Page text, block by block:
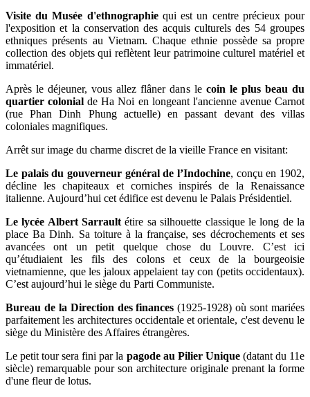
Visite du Musée d'ethnographiequi est un centre précieux pour
l'exposition et la conservation des acquis culturels des 54 groupes
ethniques présents au Vietnam. Chaque ethnie possède sa propre
collection des objets qui reflètent leur patrimoine culturel matériel et
immatériel.
Après le déjeuner, vous allez flâner dans le coin le plus beau du
quartier colonial de Ha Noi en longeant l'ancienne avenue Carnot
(rue Phan Dinh Phung actuelle) en passant devant des villas
coloniales magnifiques.
Arrêt sur image du charme discret de la vieille France en visitant:
Le palais du gouverneur général de l’Indochine, conçu en 1902,
décline les chapiteaux et corniches inspirés de la Renaissance
italienne. Aujourd’hui cet édifice est devenu le Palais Présidentiel.
Le lycée Albert Sarrault étire sa silhouette classique le long de la
place Ba Dinh. Sa toiture à la française, ses décrochements et ses
avancées ont un petit quelque chose du Louvre. C’est ici
qu’étudiaient les fils des colons et ceux de la bourgeoisie
vietnamienne, que les jaloux appelaient tay con (petits occidentaux).
C’est aujourd’hui le siège du Parti Communiste.
Bureau de la Direction des finances (1925-1928) où sont mariées
parfaitement les architectures occidentale et orientale, c'est devenu le
siège du Ministère des Affaires étrangères.
Le petit tour sera fini par la pagode au Pilier Unique(datant du 11e
siècle) remarquable pour son architecture originale prenant la forme
d'une fleur de lotus.